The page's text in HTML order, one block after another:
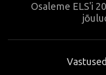
Osaleme ELS'i